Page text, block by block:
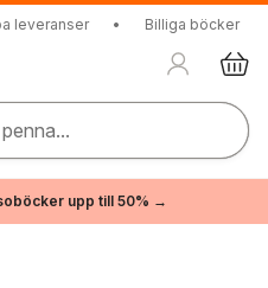
leveranser • Billiga böcker
upp till 50% →